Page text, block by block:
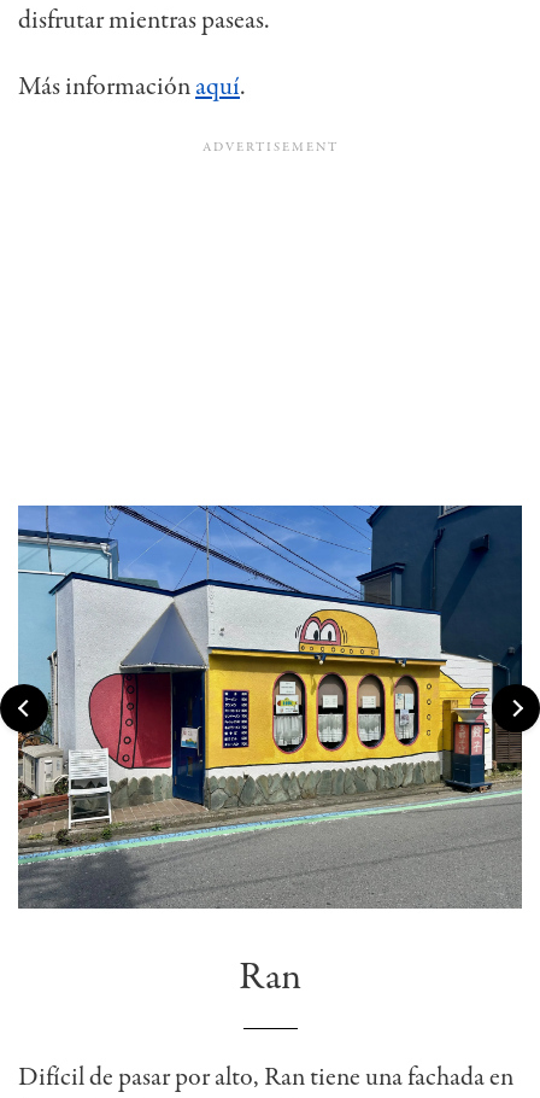
disfrutar mientras paseas.
Más informaciónaquí.
Ran
Difícil de pasar por alto, Ran tiene una fachada en